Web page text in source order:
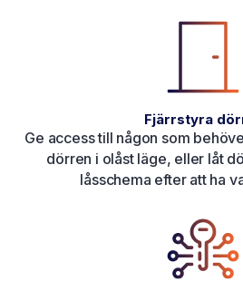
Fjärrstyra
Ge access till någon som
dörren i olåst läge, eller låt
låsschema efter att ha